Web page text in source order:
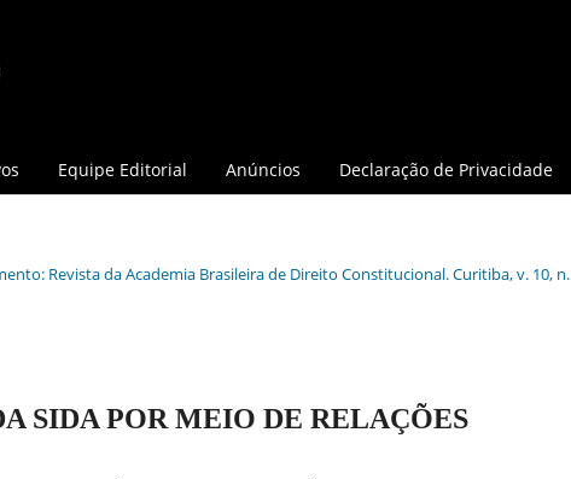
Equipe Editorial Anúncios Declaração de Privacidade
Revista da Academia Brasileira de Direito Constitucional. Curitiba, v. 10, n.
SIDA POR MEIO DE RELAÇÕES